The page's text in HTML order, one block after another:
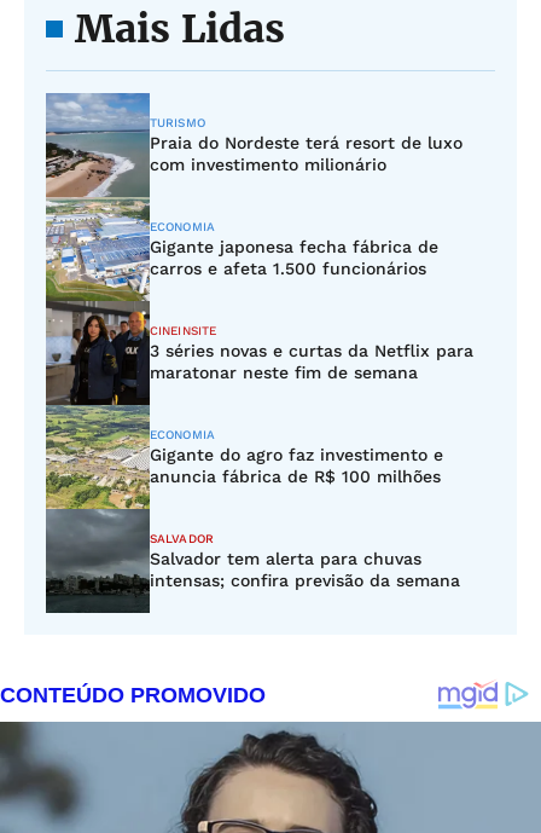
Mais Lidas
TURISMO
Praia do Nordeste terá resort de luxo
com investimento milionário
ECONOMIA
Gigante japonesa fecha fábrica de
carros e afeta 1.500 funcionários
CINEINSITE
3 séries novas e curtas da Netflix para
maratonar neste fim de semana
ECONOMIA
Gigante do agro faz investimento e
anuncia fábrica de R$ 100 milhões
SALVADOR
Salvador tem alerta para chuvas
intensas; confira previsão da semana